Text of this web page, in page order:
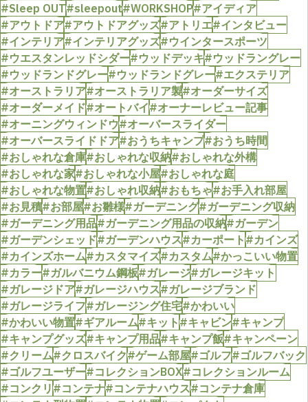
#Sleep OUT#sleepout#WORKSHOP#アイディア
#アウトドア#アウトドアグッズ#アトリエ#インタビュー
#インテリア#インテリアグッズ#ウインタースポーツ
#ウエスタンレッドシダー#ウッドデッキ#ウッドラングレー
#ウッドランドグレー#ウッドランドグレー#エクステリア
#オーストラリア#オーストラリア製#オーダーサイズ
#オーダーメイド#オートバイ#オーナーレビュー記事
#オーニングウィンドウ#オーバースライダー
#オーバースライドドア#おうちキャンプ#おうち時間
#おしゃれな倉庫#おしゃれな収納#おしゃれな外構
#おしゃれな家#おしゃれな小屋#おしゃれな庭
#おしゃれな物置#おしゃれ収納#おもちゃ#お手入れ部屋
#お見積#お部屋#お雛様#ガーデニング#ガーデニング収納
#ガーデニング用品#ガーデニング用品の収納#ガーデン
#ガーデンシェッド#ガーデンハウス#カーポート#カインズ
#カインズホーム#カスタマイズ#カスタム#かっこいい物置
#カラー#ガルバニウム鋼板#ガレージ#ガレージキット
#ガレージドア#ガレージハウス#ガレージブランド
#ガレージライフ#ガレージング住宅#かわいい
#かわいい物置#ギアルーム#キット#キャビン#キャンプ
#キャンプグッズ#キャンプ用品#キャンプ飯#キャンペーン
#クリーム#クロスバイク#ゲーム部屋#ゴルフ#ゴルフバック
#ゴルフユーザー#コレクションBOX#コレクションルーム
#コンクリ#コンテナ#コンテナハウス#コンテナ倉庫